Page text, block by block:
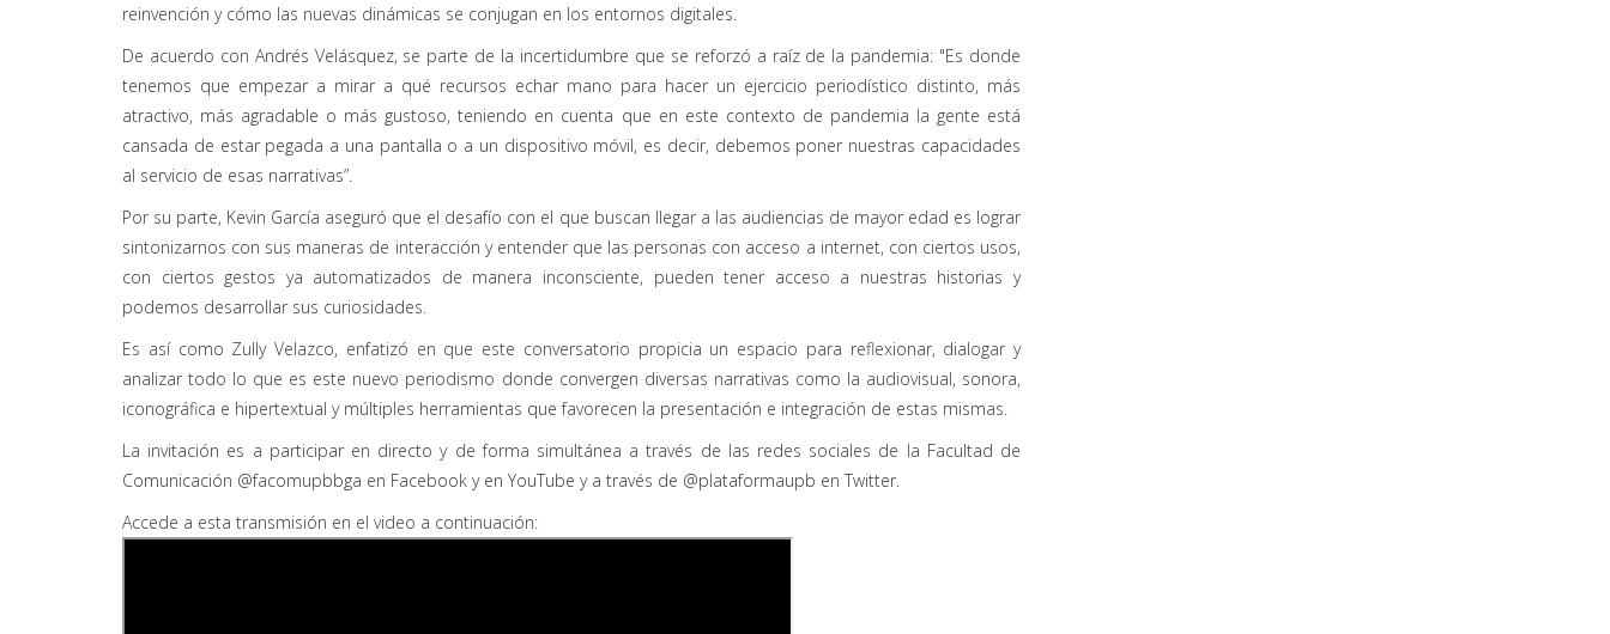
reinvención y cómo las nuevas dinámicas se conjugan en los entornos digitales.
De acuerdo con Andrés Velásquez, se parte de la incertidumbre que se reforzó a raíz de la pandemia: "Es donde
tenemos que empezar a mirar a qué recursos echar mano para hacer un ejercicio periodístico distinto, más
atractivo, más agradable o más gustoso, teniendo en cuenta que en este contexto de pandemia la gente está
cansada de estar pegada a una pantalla o a un dispositivo móvil, es decir, debemos poner nuestras capacidades
al servicio de esas narrativas”.
Por su parte, Kevin García aseguró que el desafío con el que buscan llegar a las audiencias de mayor edad es lograr
sintonizarnos con sus maneras de interacción y entender que las personas con acceso a internet, con ciertos usos,
con ciertos gestos ya automatizados de manera inconsciente, pueden tener acceso a nuestras historias y
podemos desarrollar sus curiosidades.
Es así como Zully Velazco, enfatizó en que este conversatorio propicia un espacio para reflexionar, dialogar y
analizar todo lo que es este nuevo periodismo donde convergen diversas narrativas como la audiovisual, sonora,
iconográfica e hipertextual y múltiples herramientas que favorecen la presentación e integración de estas mismas.
La invitación es a participar en directo y de forma simultánea a través de las redes sociales de la Facultad de
Comunicación @facomupbbga en Facebook y en YouTube y a través de @plataformaupb en Twitter.
Accede a esta transmisión en el video a continuación: